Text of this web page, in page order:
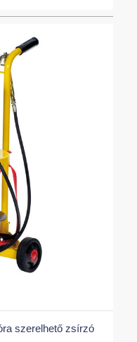
szerelhető zsírzó